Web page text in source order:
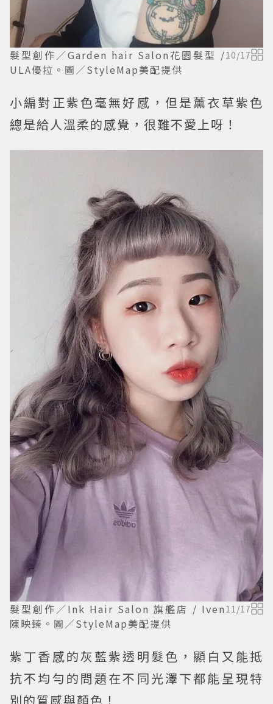
髮型創作／Garden hair Salon花園髮型 /
ULA優拉。圖／StyleMap美配提供
10/17
小編對正紫色毫無好感，但是薰衣草紫色
總是給人溫柔的感覺，很難不愛上呀！
髮型創作／Ink Hair Salon 旗艦店 / Iven
陳映臻。圖／StyleMap美配提供
11 /17
紫丁香感的灰藍紫透明髮色，顯白又能抵
抗不均勻的問題在不同光澤下都能呈現特
別的質感與顏色！